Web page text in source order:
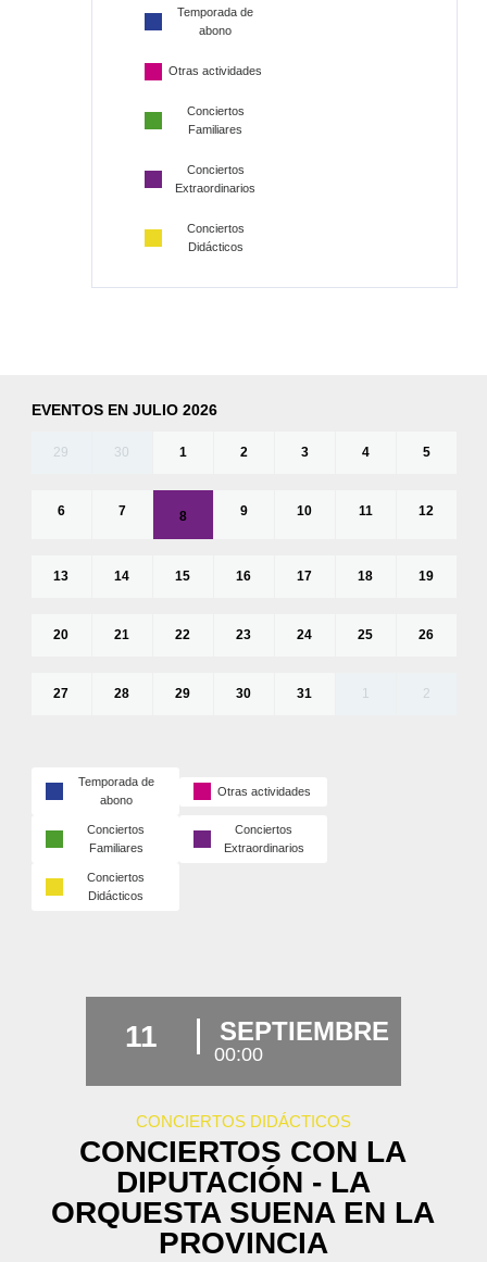
Temporada de
abono
Otras actividades
Conciertos
Familiares
Conciertos
Extraordinarios
Conciertos
Didácticos
EVENTOS EN JULIO 2026
29 30 1 2 3 4 5
6 7 8 9 10 11 12
13 14 15 16 17 18 19
20 21 22 23 24 25 26
27 28 29 30 31 1 2
Temporada de
abono
Otras actividades
Conciertos
Familiares
Conciertos
Extraordinarios
Conciertos
Didácticos
11 SEPTIEMBRE
00:00
CONCIERTOS DIDÁCTICOS
CONCIERTOS CON LA
DIPUTACIÓN - LA
ORQUESTA SUENA EN LA
PROVINCIA